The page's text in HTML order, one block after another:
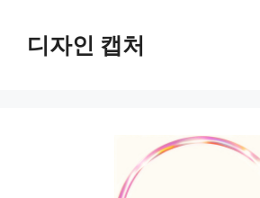
디자인 캡처